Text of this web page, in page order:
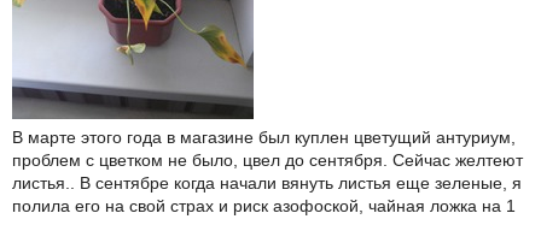
В марте этого года в магазине был куплен цветущий антуриум,
проблем с цветком не было, цвел до сентября. Сейчас желтеют
листья.. В сентябре когда начали вянуть листья еще зеленые, я
полила его на свой страх и риск азофоской, чайная ложка на 1